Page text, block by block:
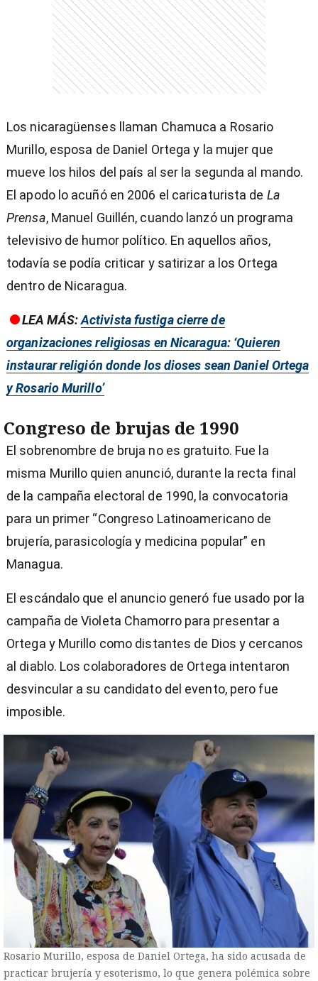
Los nicaragüenses llaman Chamuca a Rosario
Murillo, esposa de Daniel Ortega y la mujer que
mueve los hilos del país al ser la segunda al mando.
El apodo lo acuñó en 2006 el caricaturista de La
Prensa, Manuel Guillén, cuando lanzó un programa
televisivo de humor político. En aquellos años,
todavía se podía criticar y satirizar a los Ortega
dentro de Nicaragua.
LEA MÁS:Activista fustiga cierre de
organizaciones religiosas en Nicaragua: ‘Quieren
instaurar religión donde los dioses sean Daniel Ortega
y Rosario Murillo’
Congreso de brujas de 1990
El sobrenombre de bruja no es gratuito. Fue la
misma Murillo quien anunció, durante la recta final
de la campaña electoral de 1990, la convocatoria
para un primer “Congreso Latinoamericano de
brujería, parasicología y medicina popular” en
Managua.
El escándalo que el anuncio generó fue usado por la
campaña de Violeta Chamorro para presentar a
Ortega y Murillo como distantes de Dios y cercanos
al diablo. Los colaboradores de Ortega intentaron
desvincular a su candidato del evento, pero fue
imposible.
Rosario Murillo, esposa de Daniel Ortega, ha sido acusada de
practicar brujería y esoterismo, lo que genera polémica sobre